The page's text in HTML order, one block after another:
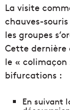
La visite
chauves-
les groupes
Cette dernière
le «
bifurcations :
En suivant